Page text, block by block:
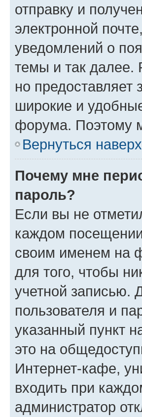
отправку и
электронной
уведомлений о
темы и так далее.
но предоставляет
широкие и
форума. Поэтому
Вернуться наверх
Почему мне
пароль?
Если вы не
каждом
своим именем на
для того, чтобы
учетной записью.
пользователя и
указанный пункт
это на
Интернет-кафе,
входить при
администратор